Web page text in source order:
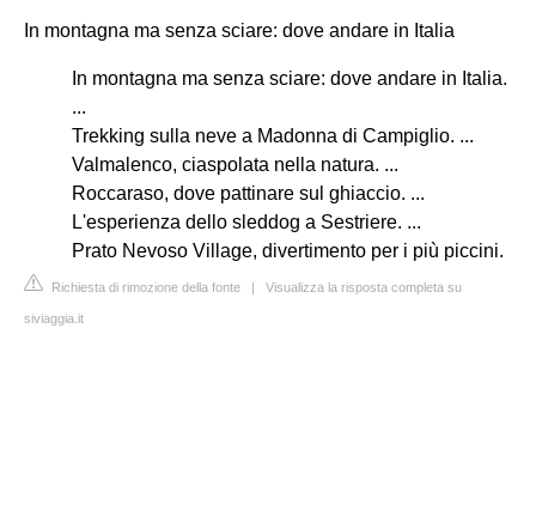
In montagna ma senza sciare: dove andare in Italia
In montagna ma senza sciare: dove andare in Italia.
...
Trekking sulla neve a Madonna di Campiglio. ...
Valmalenco, ciaspolata nella natura. ...
Roccaraso, dove pattinare sul ghiaccio. ...
L'esperienza dello sleddog a Sestriere. ...
Prato Nevoso Village, divertimento per i più piccini.
Richiesta di rimozione della fonte | Visualizza la risposta completa su
siviaggia.it